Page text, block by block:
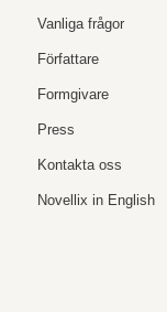
Vanliga frågor
Författare
Formgivare
Press
Kontakta oss
Novellix in English